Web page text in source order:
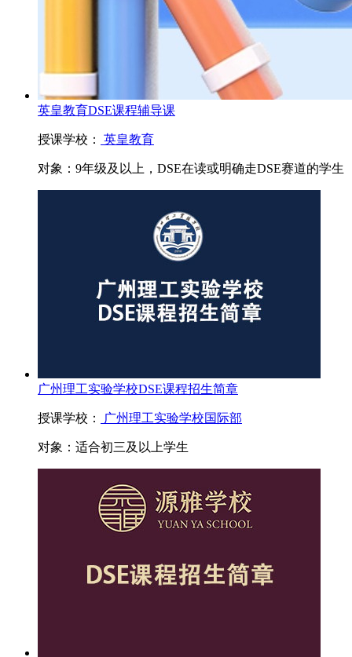
英皇教育DSE课程辅导课
授课学校： 英皇教育
对象： 9年级及以上，DSE在读或明确走DSE赛道的学生
广州理工实验学校DSE课程招生简章
授课学校： 广州理工实验学校国际部
对象： 适合初三及以上学生